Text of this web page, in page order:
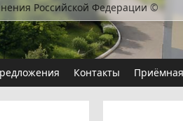
Российской Федерации©
Контакты